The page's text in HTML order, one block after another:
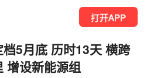
打开APP
5月底 历时13天 横跨
增设新能源组